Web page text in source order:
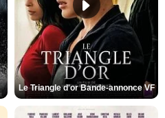
Le Triangle d'or Bande-annonce VF